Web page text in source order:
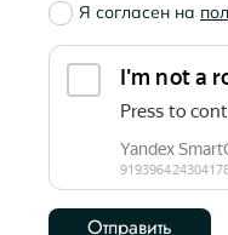
Я согласен на